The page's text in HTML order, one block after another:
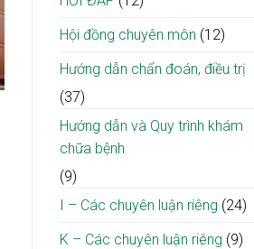
Hội đồng chuyên môn (12)
Hướng dẫn chẩn đoán, điều trị
(37)
Hướng dẫn và Quy trình khám
chữa bệnh
(9)
I – Các chuyên luận riêng (24)
K – Các chuyên luận riêng (9)